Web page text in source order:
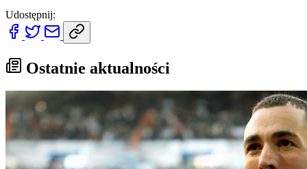
Udostępnij:
Ostatnie aktualności